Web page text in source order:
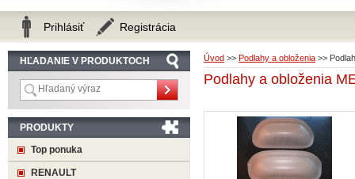
Úvod >> Podlahy a obloženia >>
Podlahy a obloženia
HĽADANIE V PRODUKTOCH
PRODUKTY
Top ponuka
RENAULT
Prihlásiť Registrácia